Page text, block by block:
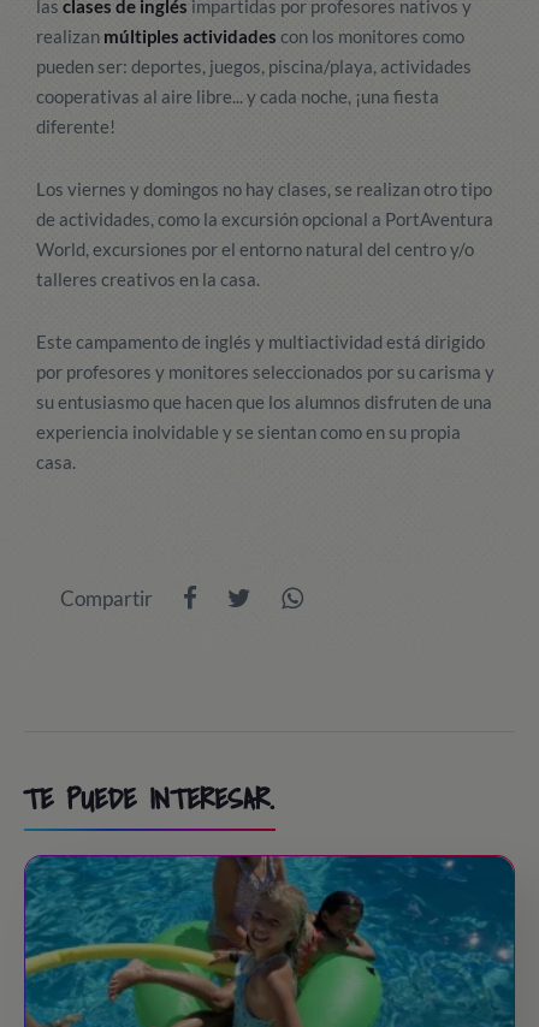
las clases de inglés impartidas por profesores nativos y
realizan múltiples actividades con los monitores como
pueden ser: deportes, juegos, piscina/playa, actividades
cooperativas al aire libre... y cada noche, ¡una fiesta
diferente!
Los viernes y domingos no hay clases, se realizan otro tipo
de actividades, como la excursión opcional a PortAventura
World, excursiones por el entorno natural del centro y/o
talleres creativos en la casa.
Este campamento de inglés y multiactividad está dirigido
por profesores y monitores seleccionados por su carisma y
su entusiasmo que hacen que los alumnos disfruten de una
experiencia inolvidable y se sientan como en su propia
casa.
Compartir
TE PUEDE INTERESAR.